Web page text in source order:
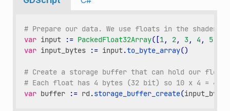
# Prepare our data. We use floats in the shader,
var input := PackedFloat32Array([1, 2, 3, 4 , 5
var input_bytes := input.to_byte_array()
# Create a storage buffer that can hold our float
# Each float has 4 bytes (32 bit) so 10 x 4 = 40
var buffer := rd .storage_buffer_create(input_bytes